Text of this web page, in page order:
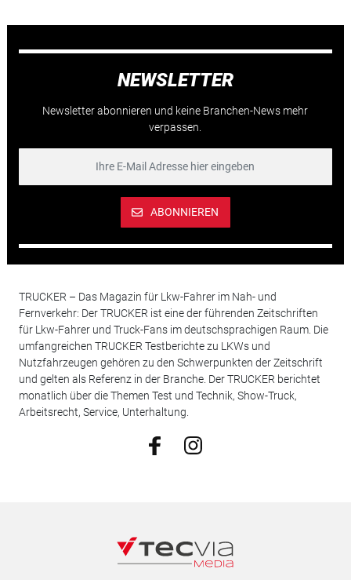
NEWSLETTER
Newsletter abonnieren und keine Branchen-News mehr
verpassen.
ABONNIEREN
TRUCKER – Das Magazin für Lkw-Fahrer im Nah- und
Fernverkehr: Der TRUCKER ist eine der führenden Zeitschriften
für Lkw-Fahrer und Truck-Fans im deutschsprachigen Raum. Die
umfangreichen TRUCKER Testberichte zu LKWs und
Nutzfahrzeugen gehören zu den Schwerpunkten der Zeitschrift
und gelten als Referenz in der Branche. Der TRUCKER berichtet
monatlich über die Themen Test und Technik, Show-Truck,
Arbeitsrecht, Service, Unterhaltung.